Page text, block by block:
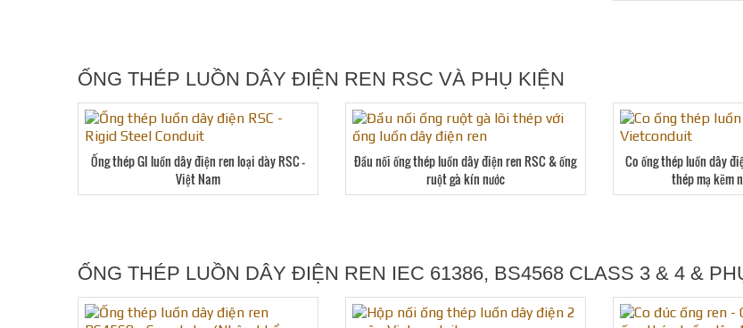
ỐNG THÉP LUỒN DÂY ĐIỆN REN RSC VÀ PHỤ KIỆN
Ống thép GI luồn dây điện ren loại dày RSC –
Việt Nam
Đầu nối ống thép luồn dây điện ren RSC & ống
ruột gà kín nước
Co ống thép luồn dây
thép mạ kẽm
ỐNG THÉP LUỒN DÂY ĐIỆN REN IEC 61386, BS4568 CLASS 3 & 4 &